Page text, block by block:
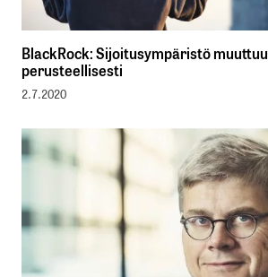
BlackRock: Sijoitusympäristö muuttuu
perusteellisesti
2.7.2020